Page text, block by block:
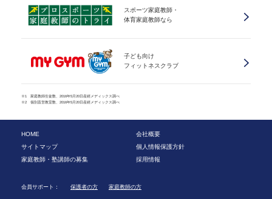
スポーツ家庭教師・
体育家庭教師なら
子ども向け
フィットネスクラブ
※1 家庭教師生徒数、2016年5月20日産經メディックス調べ
※2 個別直営教室数、2016年5月20日産經メディックス調べ
HOME
会社概要
サイトマップ
個人情報保護方針
家庭教師・塾講師の募集
採用情報
会員サポート： 保護者の方 家庭教師の方